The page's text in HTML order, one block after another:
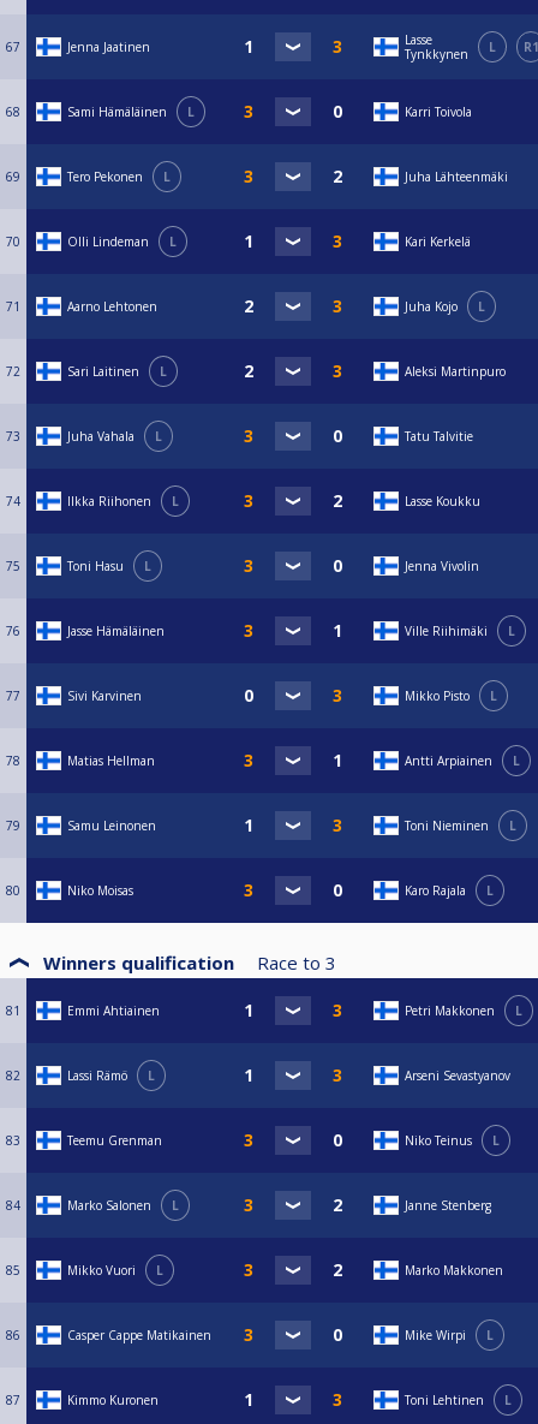
67 Jenna Jaatinen
Lasse
Tynkkynen
L R1
68 Sami Hämäläinen L Karri Toivola
69 Tero Pekonen L Juha Lähteenmäki
70 Olli Lindeman L Kari Kerkelä
71 Aarno Lehtonen Juha Kojo L
72 Sari Laitinen L Aleksi Martinpuro
73 Juha Vahala L Tatu Talvitie
74 Ilkka Riihonen L Lasse Koukku
75 Toni Hasu L Jenna Vivolin
76 Jasse Hämäläinen Ville Riihimäki L
77 Sivi Karvinen Mikko Pisto L
78 Matias Hellman Antti Arpiainen L
79 Samu Leinonen Toni Nieminen L
80 Niko Moisas Karo Rajala L
Winners qualification Race to 3
81 Emmi Ahtiainen Petri Makkonen L
82 Lassi Rämö L Arseni Sevastyanov
83 Teemu Grenman Niko Teinus L
84 Marko Salonen L Janne Stenberg
85 Mikko Vuori L Marko Makkonen
86 Casper Cappe Matikainen Mike Wirpi L
87 Kimmo Kuronen Toni Lehtinen L